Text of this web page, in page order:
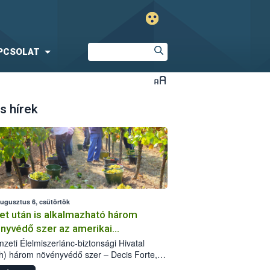
hírek
6, csütörtök
után is alkalmazható három
szer az amerikai
ellen
Élelmiszerlánc-biztonsági Hivatal
három növényvédő szer – Decis Forte,
24 EW, Oroganic – engedélyokiratát